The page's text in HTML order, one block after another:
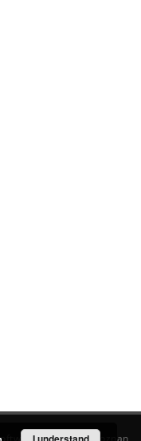
created by Poznan